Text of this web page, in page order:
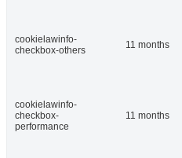
cookielawinfo-
checkbox-others
11 months
cookielawinfo-
checkbox-
performance
11 months